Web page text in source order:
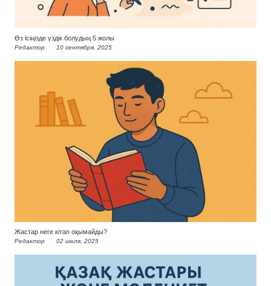
Өз ісіңізде үздік болудың 5 жолы
Редактор 10 сентября, 2025
Жастар неге кітап оқымайды?
Редактор 02 июля, 2025